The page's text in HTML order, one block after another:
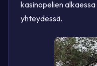
kasinopelien
yhteydessä.